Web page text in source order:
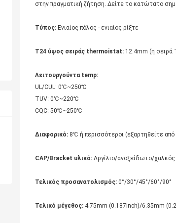
στην πραγματική ζήτηση. Δείτε το κατώτατο
Τύπος: Ενιαίος πόλος - ενιαίος ρίξτε
T24 ύψος σειράς thermoistat: 12.4mm (η σειρά
Λειτουργούντα temp:
UL/CUL: 0℃~250℃
TUV: 0℃~220℃
CQC: 50℃~250℃
Διαφορικό: 8℃ ή περισσότεροι (εξαρτηθείτε
CAP/Bracket υλικό: Αργίλιο/ανοξείδωτο/χαλκός
Τελικός προσανατολισμός: 0°/30°/45°/60°/90°
Τελικό μέγεθος: 4.75mm (0.187inch)/6.35mm